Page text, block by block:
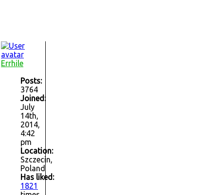
Errhile
Posts:
3764
Joined:
July
14th,
2014,
4:42
pm
Location:
Szczecin,
Poland
Has liked:
1821